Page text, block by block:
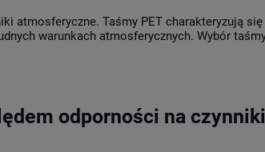
atmosferyczne. Taśmy PET charakteryzują
warunkach atmosferycznych. Wybór
odporności na